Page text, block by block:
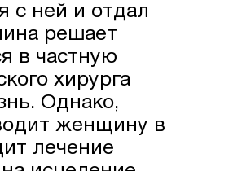
с ней и отдал
решает
в частную
хирурга
Однако,
женщину в
лечение